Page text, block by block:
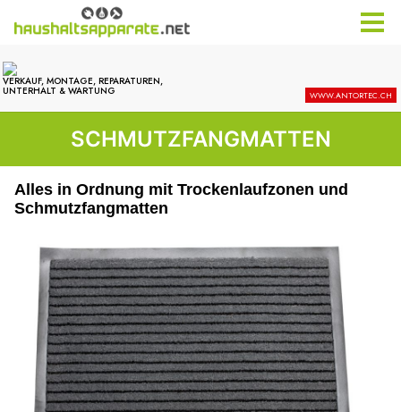
SCHMUTZFANGMATTEN
Alles in Ordnung mit Trockenlaufzonen und
Schmutzfangmatten